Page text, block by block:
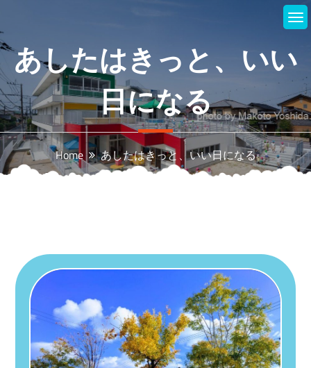
contentあしたはきっと、いい
日になる
Home あしたはきっと、いい日になる